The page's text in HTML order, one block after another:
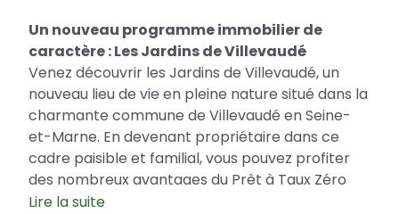
Un nouveau programme immobilier de
caractère : Les Jardins de Villevaudé
Venez découvrir les Jardins de Villevaudé, un
nouveau lieu de vie en pleine nature situé dans la
charmante commune de Villevaudé en Seine-
et-Marne. En devenant propriétaire dans ce
cadre paisible et familial, vous pouvez profiter
des nombreux avantages du Prêt à Taux Zéro
(PTZ), facilitant ainsi votre investissement
Lire la suite